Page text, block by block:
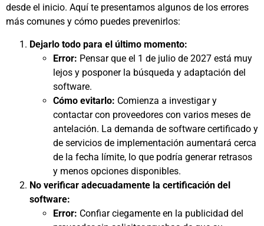
desde el inicio. Aquí te presentamos algunos de los errores
más comunes y cómo puedes prevenirlos:
Dejarlo todo para el último momento:
Error: Pensar que el 1 de julio de 2027 está muy
lejos y posponer la búsqueda y adaptación del
software.
Cómo evitarlo: Comienza a investigar y
contactar con proveedores con varios meses de
antelación. La demanda de software certificado y
de servicios de implementación aumentará cerca
de la fecha límite, lo que podría generar retrasos
y menos opciones disponibles.
No verificar adecuadamente la certificación del
software:
Error: Confiar ciegamente en la publicidad del